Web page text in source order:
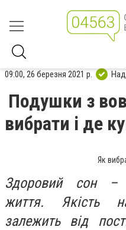
09:00, 26 березня 2021 р.
Подушки з
вибрати і де
Як
Здоровий сон –
життя. Якість
залежить від